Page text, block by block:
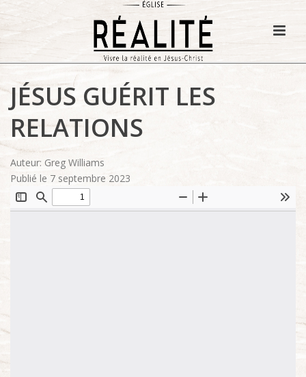
JÉSUS GUÉRIT LES
RELATIONS
Auteur: Greg Williams
Publié le 7 septembre 2023